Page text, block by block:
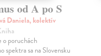
od A po S
Daniela, kolektív
o poruchách
spektra sa na Slovensku